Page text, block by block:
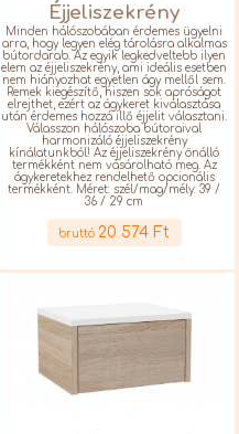
Éjjeliszekrény
Minden hálószobában érdemes ügyelni
arra, hogy legyen elég tárolásra alkalmas
bútordarab. Az egyik legkedveltebb ilyen
elem az éjjeliszekrény, ami ideális esetben
nem hiányozhat egyetlen ágy mellől sem.
Remek kiegészítő, hiszen sok apróságot
elrejthet, ezért az ágykeret kiválasztása
után érdemes hozzá illő éjjelit választani.
Válasszon hálószoba bútoraival
harmonizáló éjjeliszekrény
kínálatunkból! Az éjjeliszekrény önálló
termékként nem vásárolható meg. Az
ágykeretekhez rendelhető opcionális
termékként. Méret: szél/mag/mély: 39 /
36 / 29 cm
Részletek
bruttó 20 574 Ft